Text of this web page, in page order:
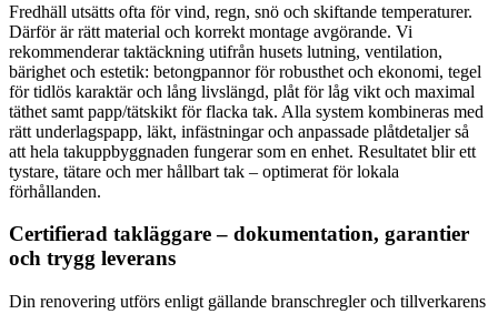
Fredhäll utsätts ofta för vind, regn, snö och skiftande temperaturer.
Därför är rätt material och korrekt montage avgörande. Vi
rekommenderar taktäckning utifrån husets lutning, ventilation,
bärighet och estetik: betongpannor för robusthet och ekonomi, tegel
för tidlös karaktär och lång livslängd, plåt för låg vikt och maximal
täthet samt papp/tätskikt för flacka tak. Alla system kombineras med
rätt underlagspapp, läkt, infästningar och anpassade plåtdetaljer så
att hela takuppbyggnaden fungerar som en enhet. Resultatet blir ett
tystare, tätare och mer hållbart tak – optimerat för lokala
förhållanden.
Certifierad takläggare – dokumentation, garantier
och trygg leverans
Din renovering utförs enligt gällande branschregler och tillverkarens